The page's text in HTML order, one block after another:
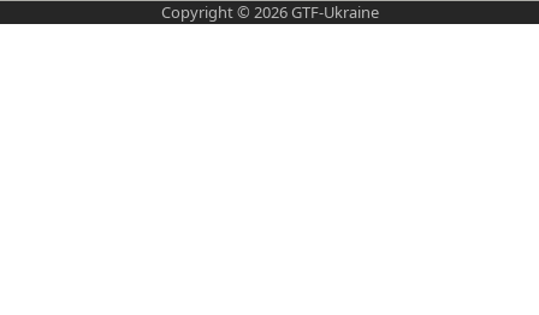
Copyright © 2026GTF-Ukraine